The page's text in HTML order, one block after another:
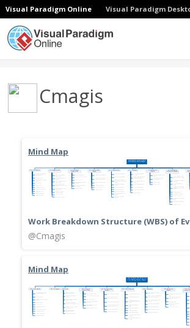
Visual Paradigm Online Visual Paradigm
Cmagis
Mind Map
Work Breakdown Structure (WBS) of
@Cmagis
Mind Map